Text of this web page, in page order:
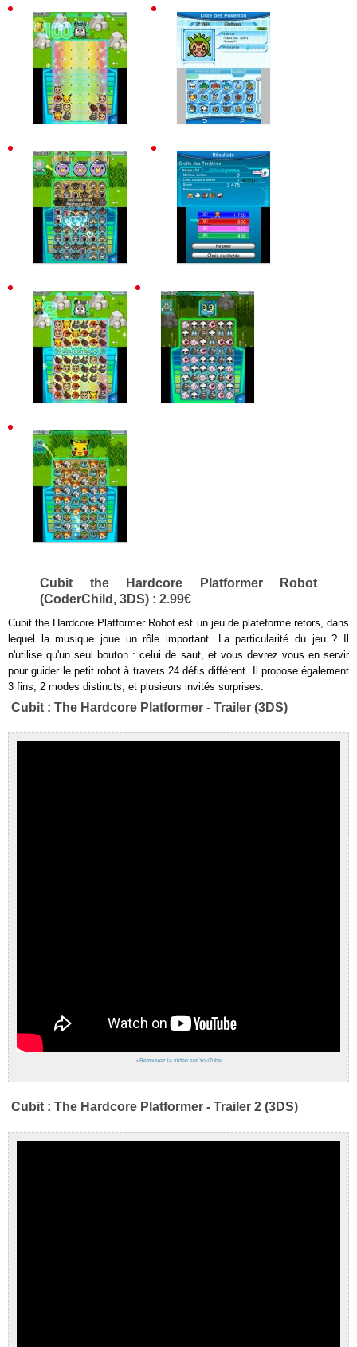
Cubit the Hardcore Platformer Robot
(CoderChild, 3DS) : 2.99€
Cubit the Hardcore Platformer Robot est un jeu de plateforme retors, dans
lequel la musique joue un rôle important. La particularité du jeu ? Il
n'utilise qu'un seul bouton : celui de saut, et vous devrez vous en servir
pour guider le petit robot à travers 24 défis différent. Il propose également
3 fins, 2 modes distincts, et plusieurs invités surprises.
Cubit : The Hardcore Platformer - Trailer (3DS)
› Retrouvez la vidéo sur YouTube
Cubit : The Hardcore Platformer - Trailer 2 (3DS)